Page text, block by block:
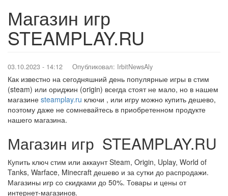
Магазин игр
STEAMPLAY.RU
03.10.2023 - 14:12 Опубликовал: IrbitNewsAly
Как известно на сегодняшний день популярные игры в стим
(steam) или ориджин (origin) всегда стоят не мало, но в нашем
магазине steamplay.ru ключи , или игру можно купить дешево,
поэтому даже не сомневайтесь в приобретенном продукте
нашего магазина.
Магазин игр STEAMPLAY.RU
Купить ключ стим или аккаунт Steam, Origin, Uplay, World of
Tanks, Warface, Minecraft дешево и за сутки до распродажи.
Магазины игр со скидками до 50%. Товары и цены от
интернет-магазинов.